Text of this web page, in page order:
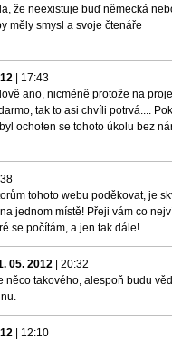
že neexistuje buď německá
měly smysl a svoje čtenáře
17:43
ano, nicméně protože na
tak to asi chvíli potrvá....
ochoten se tohoto úkolu bez
tohoto webu poděkovat, je
jednom místě! Přeji vám co
se počítám, a jen tak dále!
05. 2012 20:32
něco takového, alespoň budu
12:10